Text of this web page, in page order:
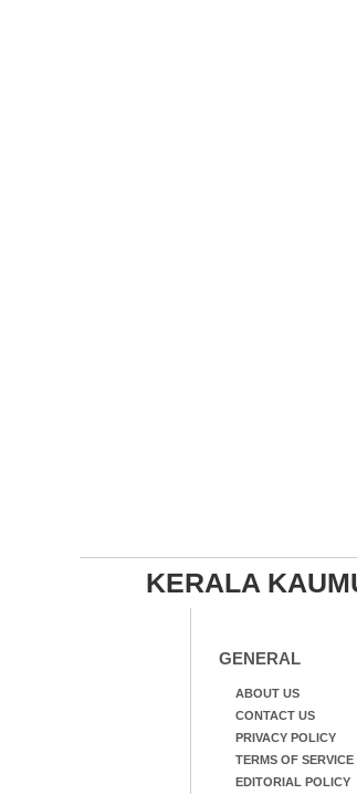
KERALA
GENERAL
ABOUT US
CONTACT US
PRIVACY POLICY
TERMS OF SERVICE
EDITORIAL POLICY